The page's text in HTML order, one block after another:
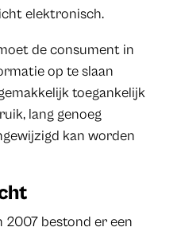
elektronisch.
de consument in
op te slaan
toegankelijk
lang genoeg
kan worden
2007 bestond er een